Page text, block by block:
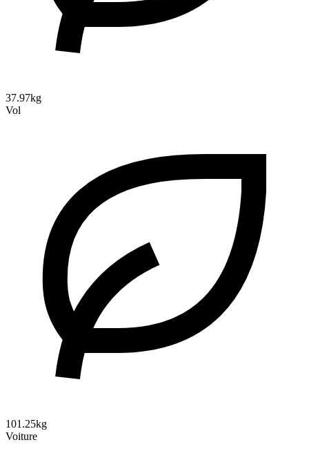
37.97kg
Vol
101.25kg
Voiture